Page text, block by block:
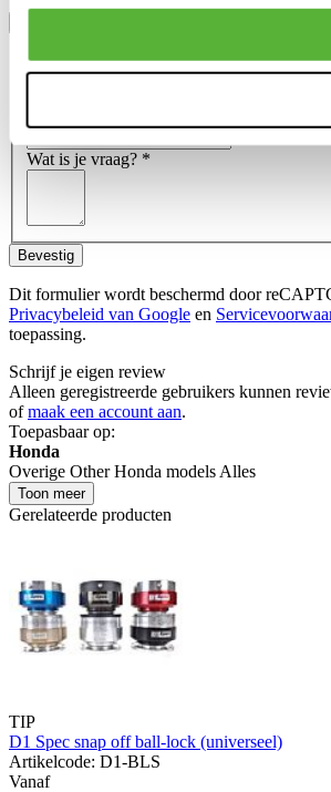
Naam*
Wat is je vraag? *
Bevestig
Dit formulier wordt beschermd door
Privacybeleid van Google en
toepassing.
Schrijf je eigen review
Alleen geregistreerde gebruikers kunnen
ofmaak een account aan.
Toepasbaar op:
Honda
Overige Other Honda models Alles
Toon meer
Gerelateerde producten
TIP
D1 Spec snap off ball-lock (universeel)
Artikelcode: D1-BLS
Vanaf